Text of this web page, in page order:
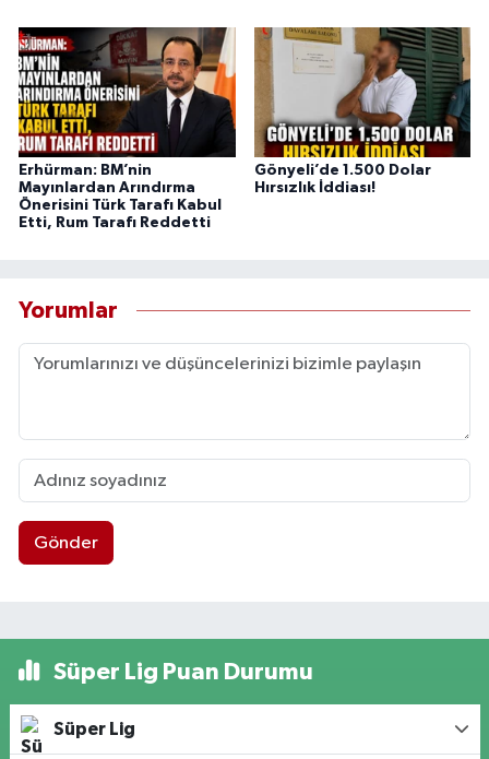
Erhürman: BM’nin
Mayınlardan Arındırma
Önerisini Türk Tarafı Kabul
Etti, Rum Tarafı Reddetti
Gönyeli’de 1.500 Dolar
Hırsızlık İddiası!
Yorumlar
Gönder
Süper Lig Puan Durumu
Süper Lig